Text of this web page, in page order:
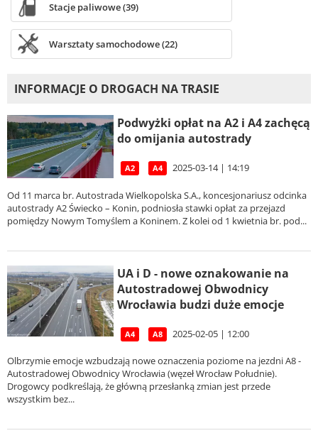
Stacje paliwowe (39)
Warsztaty samochodowe (22)
INFORMACJE O DROGACH NA TRASIE
Podwyżki opłat na A2 i A4 zachęcą
do omijania autostrady
A2 A4 2025-03-14 | 14:19
Od 11 marca br. Autostrada Wielkopolska S.A., koncesjonariusz odcinka
autostrady A2 Świecko – Konin, podniosła stawki opłat za przejazd
pomiędzy Nowym Tomyślem a Koninem. Z kolei od 1 kwietnia br. pod...
UA i D - nowe oznakowanie na
Autostradowej Obwodnicy
Wrocławia budzi duże emocje
A4 A8 2025-02-05 | 12:00
Olbrzymie emocje wzbudzają nowe oznaczenia poziome na jezdni A8 -
Autostradowej Obwodnicy Wrocławia (węzeł Wrocław Południe).
Drogowcy podkreślają, że główną przesłanką zmian jest przede
wszystkim bez...